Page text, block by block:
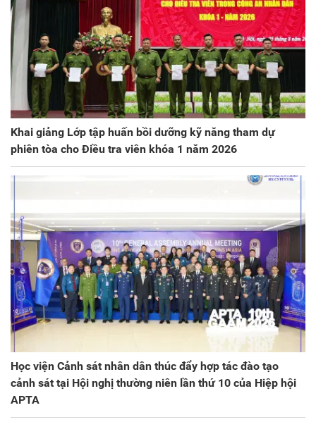
Khai giảng Lớp tập huấn bồi dưỡng kỹ năng tham dự
phiên tòa cho Điều tra viên khóa 1 năm 2026
Học viện Cảnh sát nhân dân thúc đẩy hợp tác đào tạo
cảnh sát tại Hội nghị thường niên lần thứ 10 của Hiệp hội
APTA